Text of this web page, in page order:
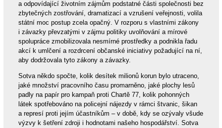
a odpovídající životním zájmům podstatné části společnosti bez
zbytečných zostřování, dramatizací a vzrušení veřejnosti, volila
státní moc postup zcela opačný. V rozporu s vlastními zákony
i závazky převzatými v zájmu politiky uvolňování a mírové
spolupráce zmobilizovala nesmírné prostředky a podnikla řadu
akcí k umlčení a rozdrcení občanské iniciativy požadující na ní,
aby dodržovala tyto zákony a závazky.
Sotva někdo spočte, kolik desítek milionů korun bylo utraceno,
jaké množství pracovního času promarněno, jaké plochy lesů
padly na papír pro kampaň proti Chartě 77, kolik pohonných
látek spotřebováno na policejní nájezdy v rámci štvanic, šikan
a represí proti jejím účastníkům – v době, kdy se ozývaly všude
výzvy k šetření zdroji i hodnotami našeho hospodářství. Sotva